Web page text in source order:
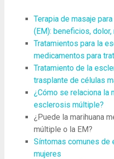
Terapia de masaje
(EM): beneficios,
Tratamientos para la
medicamentos para
Tratamiento de la
trasplante de células
¿Cómo se relaciona la
esclerosis múltiple?
¿Puede la marihuana
múltiple o la EM?
Síntomas comunes
mujeres